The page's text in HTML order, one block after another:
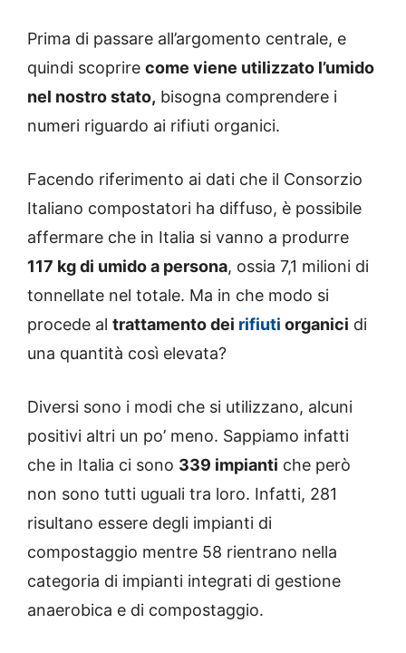
Prima di passare all’argomento centrale, e
quindi scoprire come viene utilizzato l’umido
nel nostro stato, bisogna comprendere i
numeri riguardo ai rifiuti organici.
Facendo riferimento ai dati che il Consorzio
Italiano compostatori ha diffuso, è possibile
affermare che in Italia si vanno a produrre
117 kg di umido a persona, ossia 7,1 milioni di
tonnellate nel totale. Ma in che modo si
procede al trattamento dei rifiuti organici di
una quantità così elevata?
Diversi sono i modi che si utilizzano, alcuni
positivi altri un po’ meno. Sappiamo infatti
che in Italia ci sono 339 impianti che però
non sono tutti uguali tra loro. Infatti, 281
risultano essere degli impianti di
compostaggio mentre 58 rientrano nella
categoria di impianti integrati di gestione
anaerobica e di compostaggio.